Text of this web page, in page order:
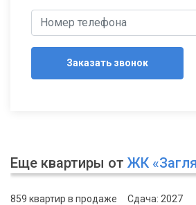
Заказать звонок
Еще квартиры от ЖК
859 квартир в продаже Сдача: 2027